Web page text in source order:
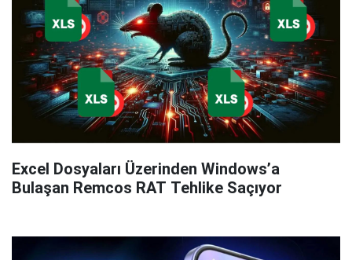
Excel Dosyaları Üzerinden Windows’a
Bulaşan Remcos RAT Tehlike Saçıyor